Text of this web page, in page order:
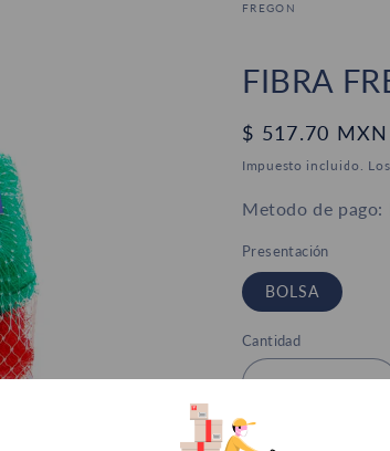
FREGON
FIBRA
Precio
habitual
$ 517.70 MXN
Impuesto incluido.
Metodo de
Presentación
BOLSA
Cantidad